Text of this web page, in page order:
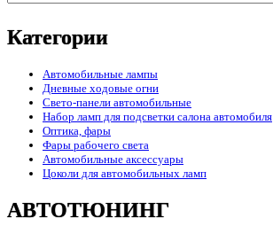
Категории
Автомобильные лампы
Дневные ходовые огни
Свето-панели автомобильные
Набор ламп для подсветки салона автомобиля
Оптика, фары
Фары рабочего света
Автомобильные аксессуары
Цоколи для автомобильных ламп
АВТОТЮНИНГ